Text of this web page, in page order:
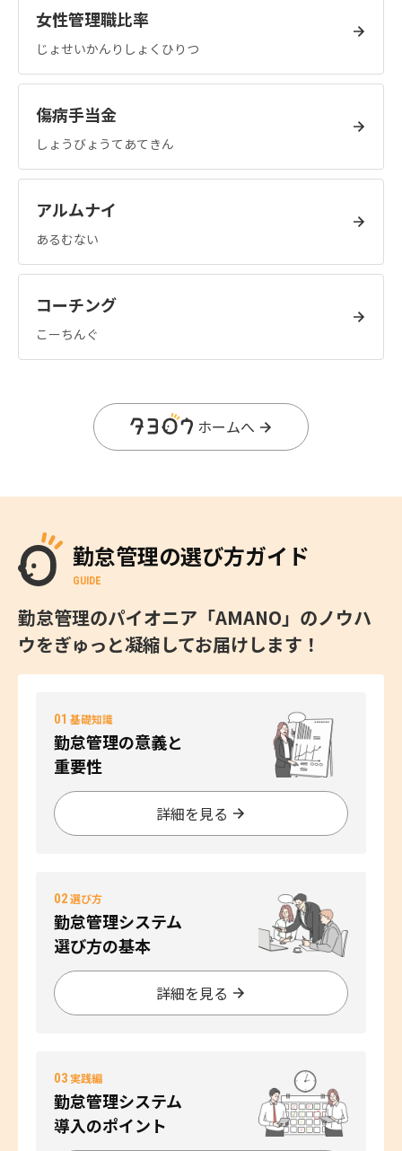
女性管理職比率
じょせいかんりしょくひりつ
傷病手当金
しょうびょうてあてきん
アルムナイ
あるむない
コーチング
こーちんぐ
ホームへ
勤怠管理の選び方ガイド
GUIDE
勤怠管理のパイオニア「AMANO」のノウハ
ウをぎゅっと凝縮してお届けします！
01 基礎知識
勤怠管理の意義と
重要性
詳細を見る
02選び方
勤怠管理システム
選び方の基本
詳細を見る
03実践編
勤怠管理システム
導入のポイント